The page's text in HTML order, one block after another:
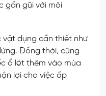
gần gũi với môi
vật dụng cần thiết như
Đồng thời, cũng
ổ lót thêm vào mùa
lợi cho việc ấp